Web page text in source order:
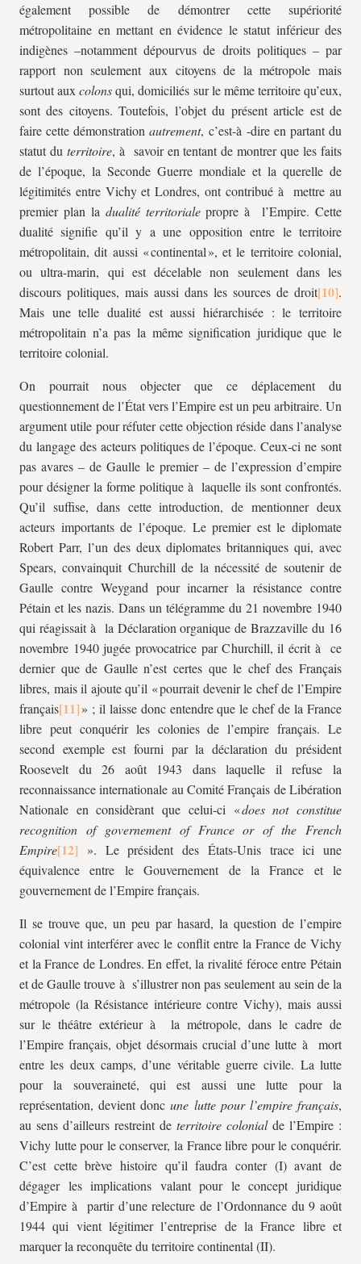
également possible de démontrer cette supériorité
métropolitaine en mettant en évidence le statut inférieur des
indigènes –notamment dépourvus de droits politiques – par
rapport non seulement aux citoyens de la métropole mais
surtout auxcolonsqui, domiciliés sur le même territoire qu’eux,
sont des citoyens. Toutefois, l’objet du présent article est de
faire cette démonstrationautrement, c’est-à -dire en partant du
statut du territoire, à savoir en tentant de montrer que les faits
de l’époque, la Seconde Guerre mondiale et la querelle de
légitimités entre Vichy et Londres, ont contribué à mettre au
premier plan la dualité territorialepropre à l’Empire. Cette
dualité signifie qu’il y a une opposition entre le territoire
métropolitain, dit aussi « continental », et le territoire colonial,
ou ultra-marin, qui est décelable non seulement dans les
discours politiques, mais aussi dans les sources de droit
.
Mais une telle dualité est aussi hiérarchisée : le territoire
métropolitain n’a pas la même signification juridique que le
territoire colonial.
On pourrait nous objecter que ce déplacement du
questionnement de l’État vers l’Empire est un peu arbitraire. Un
argument utile pour réfuter cette objection réside dans l’analyse
du langage des acteurs politiques de l’époque. Ceux-ci ne sont
pas avares – de Gaulle le premier – de l’expression d’empire
pour désigner la forme politique à laquelle ils sont confrontés.
Qu’il suffise, dans cette introduction, de mentionner deux
acteurs importants de l’époque. Le premier est le diplomate
Robert Parr, l’un des deux diplomates britanniques qui, avec
Spears, convainquit Churchill de la nécessité de soutenir de
Gaulle contre Weygand pour incarner la résistance contre
Pétain et les nazis. Dans un télégramme du 21 novembre 1940
qui réagissait à la Déclaration organique de Brazzaville du 16
novembre 1940 jugée provocatrice par Churchill, il écrit à ce
dernier que de Gaulle n’est certes que le chef des Français
libres, mais il ajoute qu’il « pourrait devenir le chef de l’Empire
français
» ; il laisse donc entendre que le chef de la France
libre peut conquérir les colonies de l’empire français. Le
second exemple est fourni par la déclaration du président
Roosevelt du 26 août 1943 dans laquelle il refuse la
reconnaissance internationale au Comité Français de Libération
Nationale en considèrant que celui-ci «does not constitue
recognition of governement of France or of the French
Empire
». Le président des États-Unis trace ici une
équivalence entre le Gouvernement de la France et le
gouvernement de l’Empire français.
Il se trouve que, un peu par hasard, la question de l’empire
colonial vint interférer avec le conflit entre la France de Vichy
et la France de Londres. En effet, la rivalité féroce entre Pétain
et de Gaulle trouve à s’illustrer non pas seulement au sein de la
métropole (la Résistance intérieure contre Vichy), mais aussi
sur le théâtre extérieur à la métropole, dans le cadre de
l’Empire français, objet désormais crucial d’une lutte à mort
entre les deux camps, d’une véritable guerre civile. La lutte
pour la souveraineté, qui est aussi une lutte pour la
représentation, devient doncune lutte pour l’empire français,
au sens d’ailleurs restreint de territoire colonialde l’Empire :
Vichy lutte pour le conserver, la France libre pour le conquérir.
C’est cette brève histoire qu’il faudra conter (I) avant de
dégager les implications valant pour le concept juridique
d’Empire à partir d’une relecture de l’Ordonnance du 9 août
1944 qui vient légitimer l’entreprise de la France libre et
marquer la reconquête du territoire continental (II).